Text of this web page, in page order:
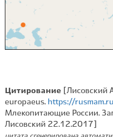
Цитирование
[Лисовский
europaeus. https://
Млекопитающие России.
Лисовский 22.12.2017]